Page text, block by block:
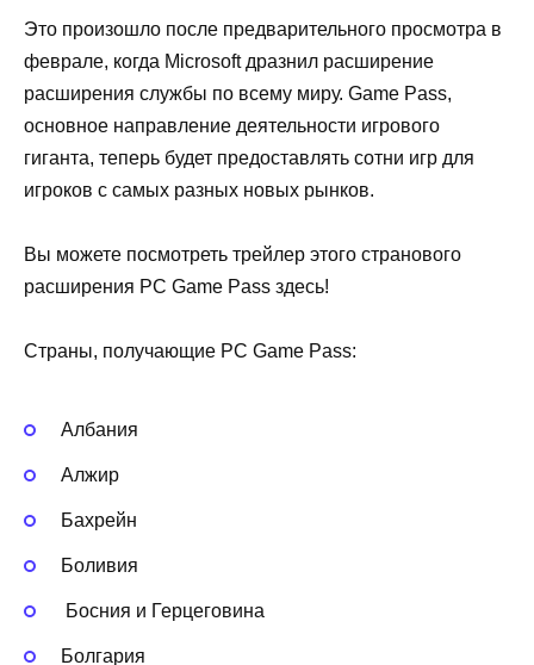
Это произошло после предварительного просмотра в
феврале, когда Microsoft дразнил расширение
расширения службы по всему миру. Game Pass,
основное направление деятельности игрового
гиганта, теперь будет предоставлять сотни игр для
игроков с самых разных новых рынков.
Вы можете посмотреть трейлер этого странового
расширения PC Game Pass здесь!
Страны, получающие PC Game Pass:
Албания
Алжир
Бахрейн
Боливия
Босния и Герцеговина
Болгария